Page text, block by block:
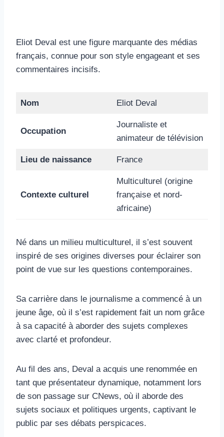
Eliot Deval est une figure marquante des médias
français, connue pour son style engageant et ses
commentaires incisifs.
Nom Eliot Deval
Occupation
Journaliste et
animateur de télévision
Lieu de naissance France
Contexte culturel
Multiculturel (origine
française et nord-
africaine)
Né dans un milieu multiculturel, il s’est souvent
inspiré de ses origines diverses pour éclairer son
point de vue sur les questions contemporaines.
Sa carrière dans le journalisme a commencé à un
jeune âge, où il s’est rapidement fait un nom grâce
à sa capacité à aborder des sujets complexes
avec clarté et profondeur.
Au fil des ans, Deval a acquis une renommée en
tant que présentateur dynamique, notamment lors
de son passage sur CNews, où il aborde des
sujets sociaux et politiques urgents, captivant le
public par ses débats perspicaces.